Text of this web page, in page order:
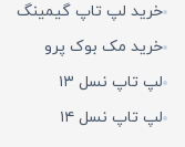
خرید لپ تاپ گیمینگ
خرید مک بوک پرو
لپ تاپ نسل ۱۳
لپ تاپ نسل ۱۴